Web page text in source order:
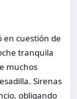
en cuestión de
tranquila
muchos
Sirenas
obligando